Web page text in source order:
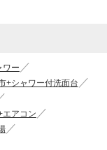
ワー
+シャワー付洗面台
エアコン